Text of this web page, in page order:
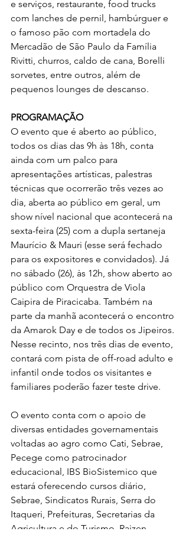
e serviços, restaurante, food trucks
com lanches de pernil, hambúrguer e
o famoso pão com mortadela do
Mercadão de São Paulo da Família
Rivitti, churros, caldo de cana, Borelli
sorvetes, entre outros, além de
pequenos lounges de descanso.
PROGRAMAÇÃO
O evento que é aberto ao público,
todos os dias das 9h às 18h, conta
ainda com um palco para
apresentações artísticas, palestras
técnicas que ocorrerão três vezes ao
dia, aberta ao público em geral, um
show nível nacional que acontecerá na
sexta-feira (25) com a dupla sertaneja
Maurício & Mauri (esse será fechado
para os expositores e convidados). Já
no sábado (26), às 12h, show aberto ao
público com Orquestra de Viola
Caipira de Piracicaba. Também na
parte da manhã acontecerá o encontro
da Amarok Day e de todos os Jipeiros.
Nesse recinto, nos três dias de evento,
contará com pista de off-road adulto e
infantil onde todos os visitantes e
familiares poderão fazer teste drive.
O evento conta com o apoio de
diversas entidades governamentais
voltadas ao agro como Cati, Sebrae,
Pecege como patrocinador
educacional, IBS BioSistemico que
estará oferecendo cursos diário,
Sebrae, Sindicatos Rurais, Serra do
Itaqueri, Prefeituras, Secretarias da
Agricultura e do Turismo, Raizen –